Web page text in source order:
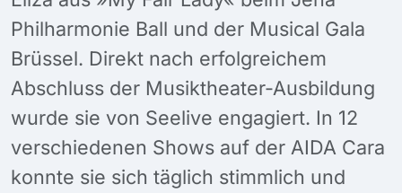
Philharmonie Ball und der Musical Gala
Brüssel. Direkt nach erfolgreichem
Abschluss der Musiktheater-Ausbildung
wurde sie von Seelive engagiert. In 12
verschiedenen Shows auf der AIDA Cara
konnte sie sich täglich stimmlich und